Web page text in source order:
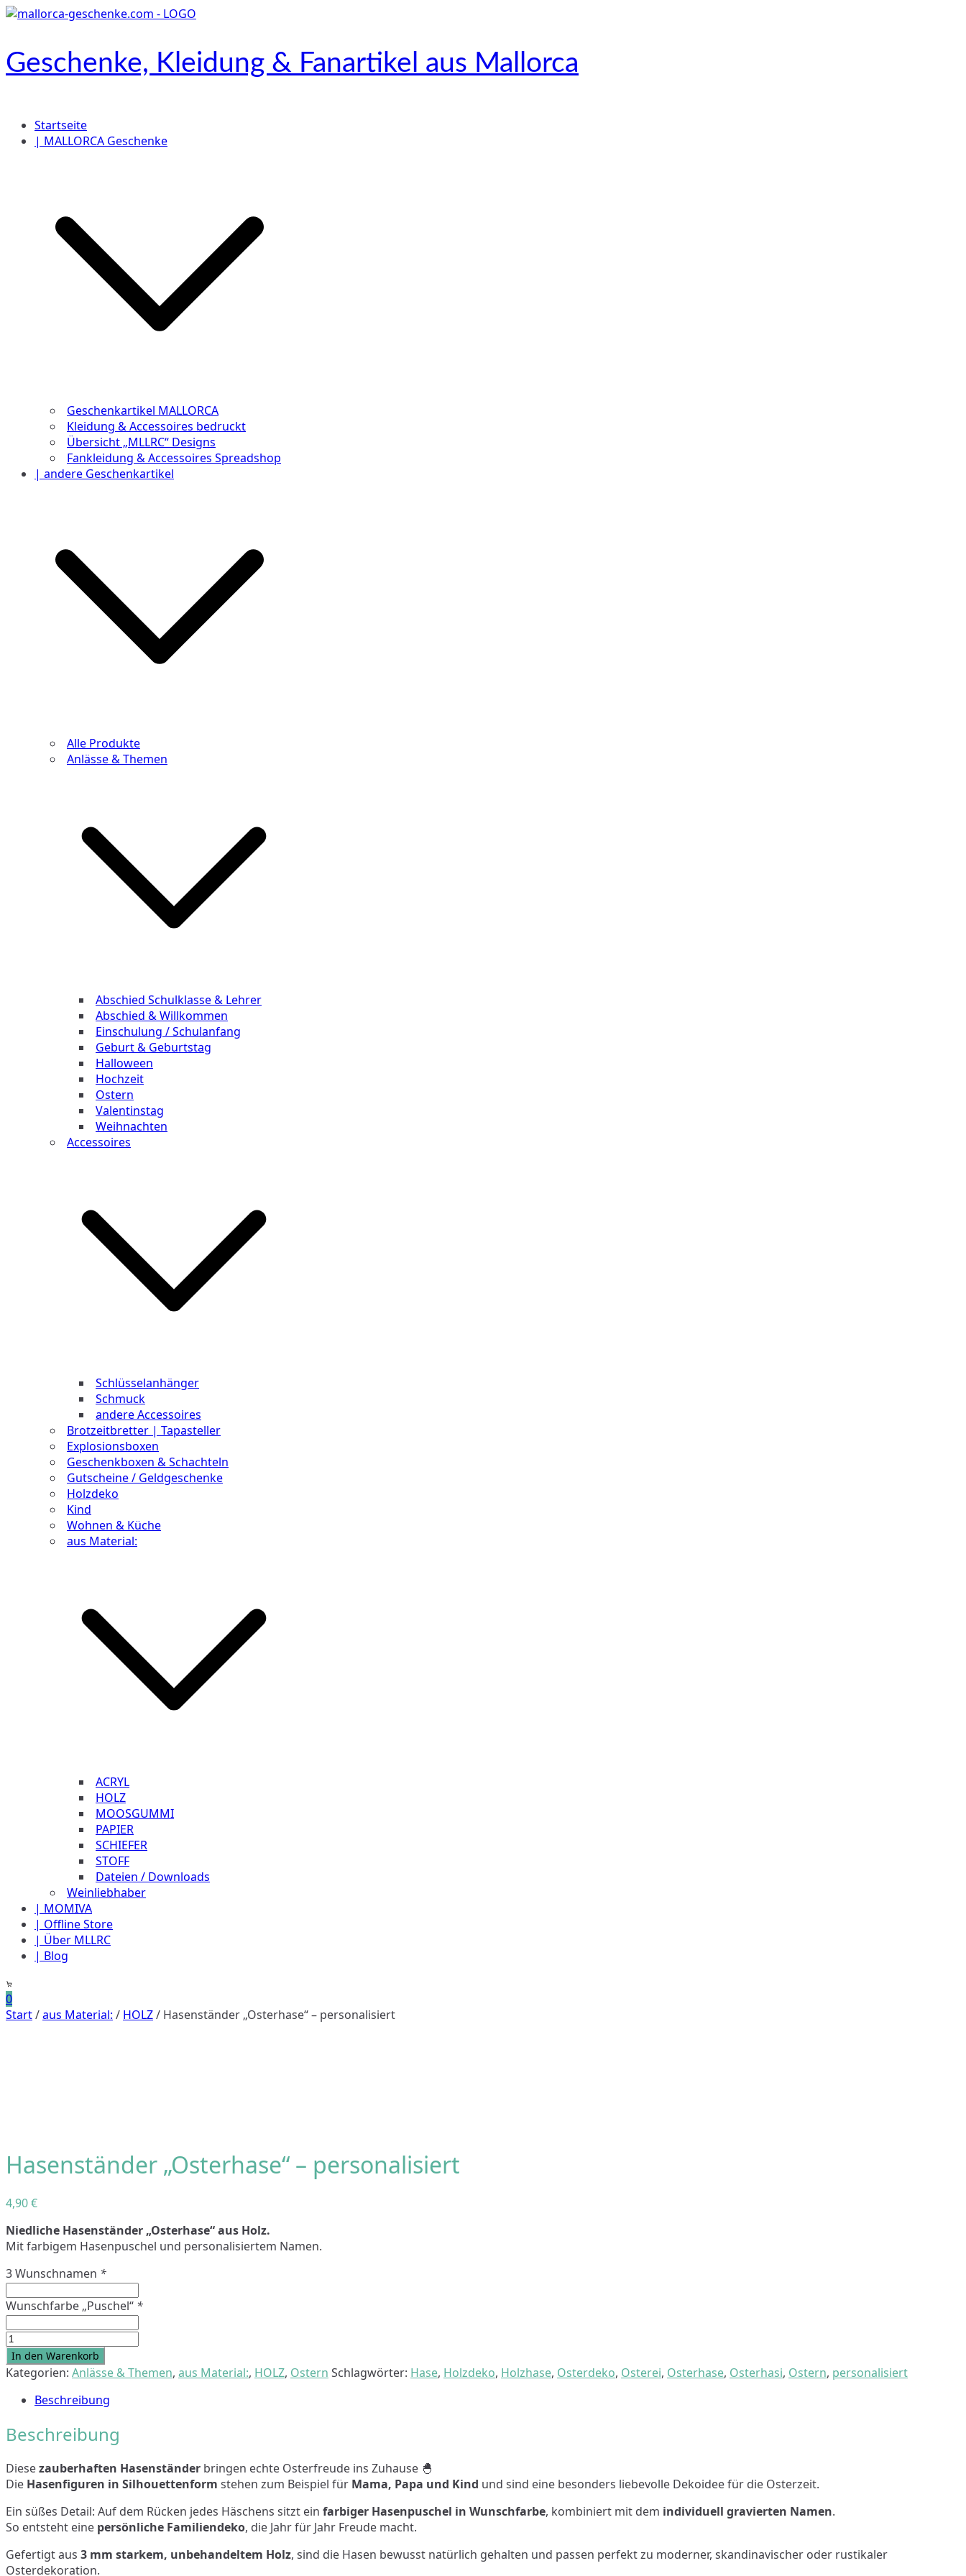
Zum
Geschenke, Kleidung & Fanartikel aus Mallorca
Onlineshop
Startseite
| MALLORCA Geschenke
Geschenkartikel MALLORCA
Kleidung & Accessoires bedruckt
Übersicht „MLLRC“ Designs
Fankleidung & Accessoires Spreadshop
| andere Geschenkartikel
Alle Produkte
Anlässe & Themen
Abschied Schulklasse & Lehrer
Abschied & Willkommen
Einschulung / Schulanfang
Geburt & Geburtstag
Halloween
Hochzeit
Ostern
Valentinstag
Weihnachten
Accessoires
Schlüsselanhänger
Schmuck
andere Accessoires
Brotzeitbretter | Tapasteller
Explosionsboxen
Geschenkboxen & Schachteln
Gutscheine / Geldgeschenke
Holzdeko
Kind
Wohnen & Küche
aus Material:
ACRYL
HOLZ
MOOSGUMMI
PAPIER
SCHIEFER
STOFF
Dateien / Downloads
Weinliebhaber
| MOMIVA
| Offline Store
| Über MLLRC
| Blog
0
Start/aus Material: / HOLZ/ Hasenständer „Osterhase“ – personalisiert
Hasenständer „Osterhase“ – personalisiert
4,90€
Niedliche Hasenständer „Osterhase“ aus Holz.
Mit farbigem Hasenpuschel und personalisiertem Namen.
3 Wunschnamen *
Wunschfarbe „Puschel“ *
Hasenständer
"Osterhase"
-
personalisiert
Menge
In den Warenkorb
Kategorien: Anlässe & Themen, aus Material:, HOLZ, Ostern Schlagwörter: Hase, Holzdeko, Holzhase, Osterdeko, Osterei, Osterhase, Osterhasi, Ostern, personalisiert
Beschreibung
Beschreibung
Diesezauberhaften Hasenständer bringen echte Osterfreude ins Zuhause 🐣
Die Hasenfiguren in Silhouettenform stehen zum Beispiel für Mama, Papa und Kind und sind eine besonders liebevolle Dekoidee für die Osterzeit.
Ein süßes Detail: Auf dem Rücken jedes Häschens sitzt ein farbiger Hasenpuschel in Wunschfarbe, kombiniert mit dem individuell gravierten Namen.
So entsteht eine persönliche Familiendeko, die Jahr für Jahr Freude macht.
Gefertigt aus 3 mm starkem, unbehandeltem Holz, sind die Hasen bewusst natürlich gehalten und passen perfekt zu moderner, skandinavischer oder rustikaler
Osterdekoration.